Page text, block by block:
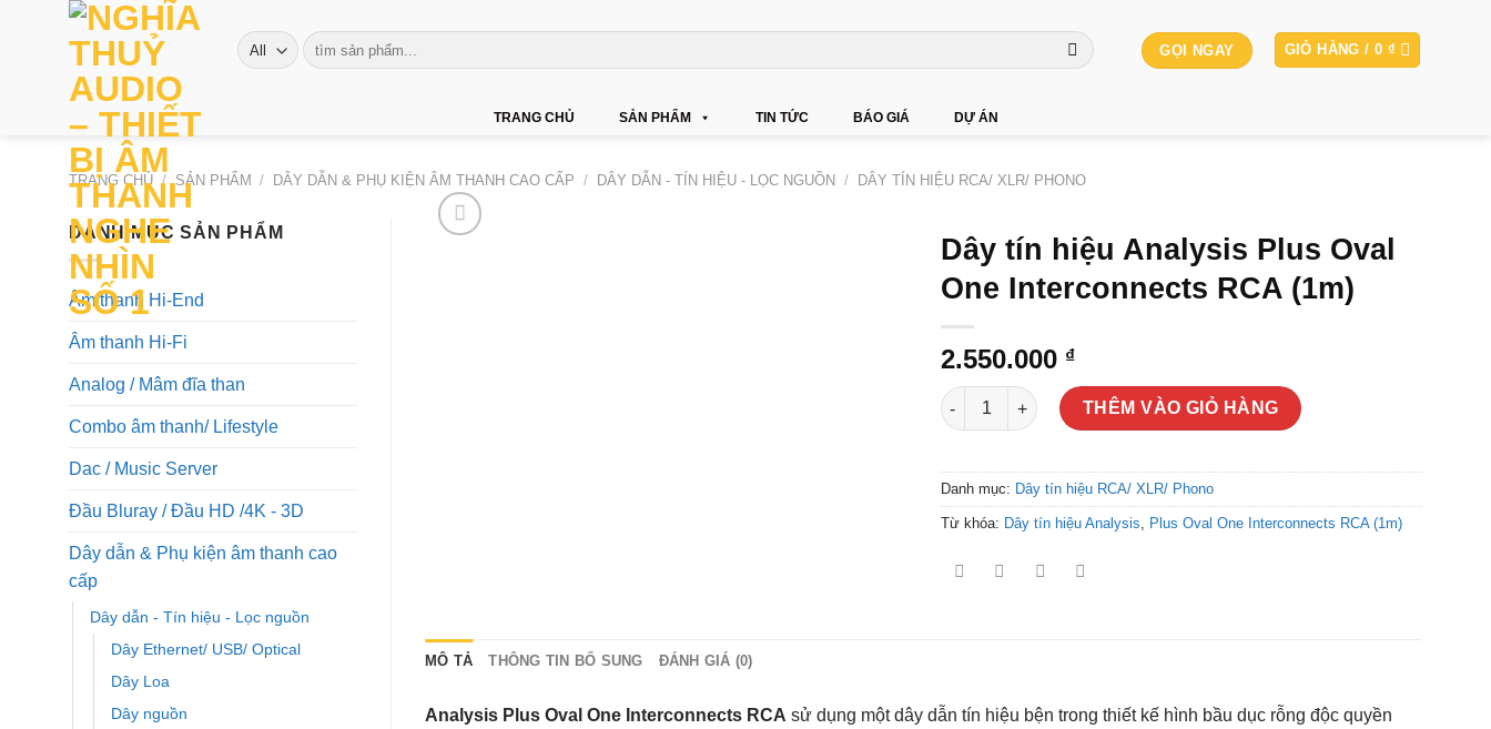
Tìm
kiếm:
GỌI NGAY GIỎ HÀNG / 0 ₫
TRANG CHỦ SẢN PHẨM TIN TỨC BÁO GIÁ DỰ ÁN
TRANG CHỦ / SẢN PHẨM / DÂY DẪN & PHỤ KIỆN ÂM THANH CAO CẤP / DÂY DẪN - TÍN HIỆU - LỌC NGUỒN / DÂY TÍN HIỆU RCA/ XLR/ PHONO
DANH MỤC SẢN PHẨM
Âm thanh Hi-End
Âm thanh Hi-Fi
Analog / Mâm đĩa than
Combo âm thanh/ Lifestyle
Dac / Music Server
Đầu Bluray / Đầu HD /4K - 3D
Dây dẫn & Phụ kiện âm thanh cao
cấp
Dây dẫn - Tín hiệu - Lọc nguồn
Dây Ethernet/ USB/ Optical
Dây Loa
Dây nguồn
Dây tín hiệu Analysis Plus Oval
One Interconnects RCA (1m)
2.550.000 ₫
Dây tín hiệu Analysis Plus Oval One Interconnects RCA (1m) số lượng
THÊM VÀO GIỎ HÀNG
Danh mục: Dây tín hiệu RCA/ XLR/ Phono
Từ khóa: Dây tín hiệu Analysis Plus Oval One Interconnects RCA (1m)
MÔ TẢ THÔNG TIN BỔ SUNG ĐÁNH GIÁ (0)
Analysis Plus Oval One Interconnects RCA sử dụng một dây dẫn tín hiệu bện trong thiết kế hình bầu dục rỗng độc quyền